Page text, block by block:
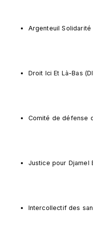
Argenteuil Solidarité
Droit Ici Et Là-Bas
Comité de défense
Justice pour Djamel
Intercollectif des